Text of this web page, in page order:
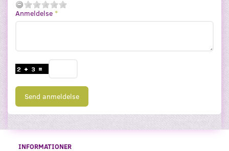
Anmeldelse
Send anmeldelse
INFORMATIONER